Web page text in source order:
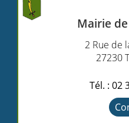
Mairie
2 Rue de
27230
Tél. : 02